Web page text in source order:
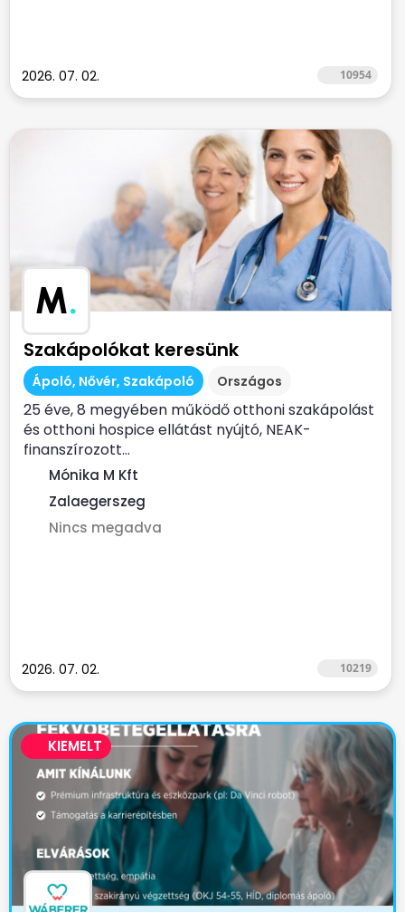
2026. 07. 02. 10954
M.
Szakápolókat keresünk
Ápoló, Nővér, Szakápoló Országos
25 éve, 8 megyében működő otthoni szakápolást
és otthoni hospice ellátást nyújtó, NEAK-
finanszírozott...
Mónika M Kft
Zalaegerszeg
Nincs megadva
2026. 07. 02. 10219
KIEMELT